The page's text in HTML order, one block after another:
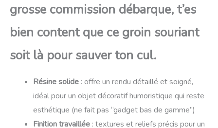
grosse commission débarque, t’es
bien content que ce groin souriant
soit là pour sauver ton cul.
Résine solide : offre un rendu détaillé et soigné,
idéal pour un objet décoratif humoristique qui reste
esthétique (ne fait pas “gadget bas de gamme”)
Finition travaillée : textures et reliefs précis pour un